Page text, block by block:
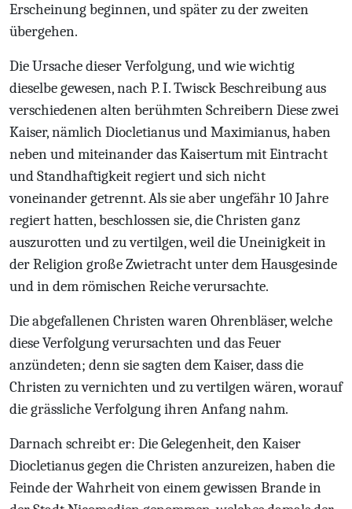
Erscheinung beginnen, und später zu der zweiten
übergehen.
Die Ursache dieser Verfolgung, und wie wichtig
dieselbe gewesen, nach P. I. TwisckBeschreibung aus
verschiedenen alten berühmten SchreibernDiese zwei
Kaiser, nämlich Diocletianus und Maximianus, haben
neben und miteinander das Kaisertum mit Eintracht
und Standhaftigkeit regiert und sich nicht
voneinander getrennt. Als sie aber ungefähr 10 Jahre
regiert hatten, beschlossen sie, die Christen ganz
auszurotten und zu vertilgen, weil die Uneinigkeit in
der Religion große Zwietracht unter dem Hausgesinde
und in dem römischen Reiche verursachte.
Die abgefallenen Christen waren Ohrenbläser, welche
diese Verfolgung verursachten und das Feuer
anzündeten; denn sie sagten dem Kaiser, dass die
Christen zu vernichten und zu vertilgen wären, worauf
die grässliche Verfolgung ihren Anfang nahm.
Darnach schreibt er: Die Gelegenheit, den Kaiser
Diocletianus gegen die Christen anzureizen, haben die
Feinde der Wahrheit von einem gewissen Brande in